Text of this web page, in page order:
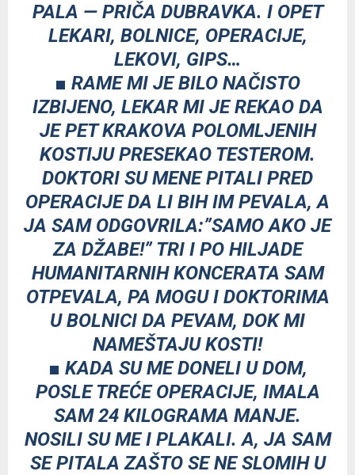
PALA — PRIČA DUBRAVKA. I OPET
LEKARI, BOLNICE, OPERACIJE,
LEKOVI, GIPS…
■ RAME MI JE BILO NAČISTO
IZBIJENO, LEKAR MI JE REKAO DA
JE PET KRAKOVA POLOMLJENIH
KOSTIJU PRESEKAO TESTEROM.
DOKTORI SU MENE PITALI PRED
OPERACIJE DA LI BIH IM PEVALA, A
JA SAM ODGOVRILA:”SAMO AKO JE
ZA DŽABE!” TRI I PO HILJADE
HUMANITARNIH KONCERATA SAM
OTPEVALA, PA MOGU I DOKTORIMA
U BOLNICI DA PEVAM, DOK MI
NAMEŠTAJU KOSTI!
■ KADA SU ME DONELI U DOM,
POSLE TREĆE OPERACIJE, IMALA
SAM 24 KILOGRAMA MANJE.
NOSILI SU ME I PLAKALI. A, JA SAM
SE PITALA ZAŠTO SE NE SLOMIH U